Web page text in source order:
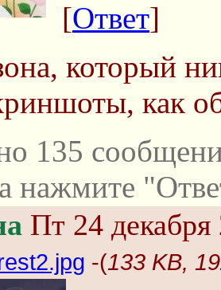
[Ответ]
который
как
135
нажмите
Пт 24
-(133 KB,